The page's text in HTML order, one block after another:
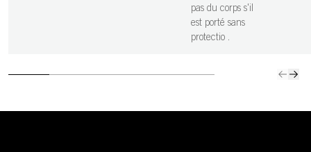
pas du corps s'il
est porté sans
protectio .